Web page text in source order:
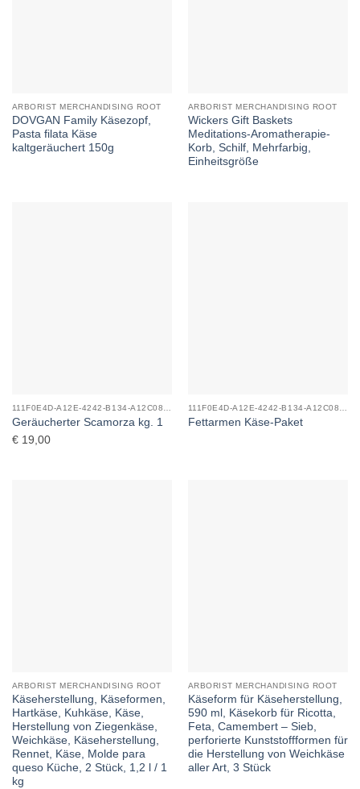
ARBORIST MERCHANDISING ROOT
DOVGAN Family Käsezopf,
Pasta filata Käse
kaltgeräuchert 150g
ARBORIST MERCHANDISING ROOT
Wickers Gift Baskets
Meditations-Aromatherapie-
Korb, Schilf, Mehrfarbig,
Einheitsgröße
Geräucherter Scamorza kg. 1
€19,00
Fettarmen Käse-Paket
ARBORIST MERCHANDISING ROOT
Käseherstellung, Käseformen,
Hartkäse, Kuhkäse, Käse,
Herstellung von Ziegenkäse,
Weichkäse, Käseherstellung,
Rennet, Käse, Molde para
queso Küche, 2 Stück, 1,2 l / 1
kg
ARBORIST MERCHANDISING ROOT
Käseform für Käseherstellung,
590 ml, Käsekorb für Ricotta,
Feta, Camembert – Sieb,
perforierte Kunststoffformen für
die Herstellung von Weichkäse
aller Art, 3 Stück